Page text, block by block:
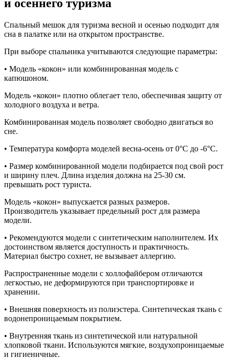
и осеннего туризма
Спальный мешок для туризма весной и осенью подходит для
сна в палатке или на открытом пространстве.
При выборе спальника учитываются следующие параметры:
• Модель «кокон» или комбинированная модель с
капюшоном.
Модель «кокон» плотно облегает тело, обеспечивая защиту от
холодного воздуха и ветра.
Комбинированная модель позволяет свободно двигаться во
сне.
• Температура комфорта моделей весна-осень от 0°С до -6°С.
• Размер комбинированной модели подбирается под свой рост
и ширину плеч. Длина изделия должна на 25-30 см.
превышать рост туриста.
Модель «кокон» выпускается разных размеров.
Производитель указывает предельный рост для размера
модели.
• Рекомендуются модели с синтетическим наполнителем. Их
достоинством является доступность и практичность.
Материал быстро сохнет, не вызывает аллергию.
Распространенные модели с холлофайбером отличаются
легкостью, не деформируются при транспортировке и
хранении.
• Внешняя поверхность из полиэстера. Синтетическая ткань с
водонепроницаемым покрытием.
• Внутренняя ткань из синтетической или натуральной
хлопковой ткани. Используются мягкие, воздухопроницаемые
и гигиеничные.